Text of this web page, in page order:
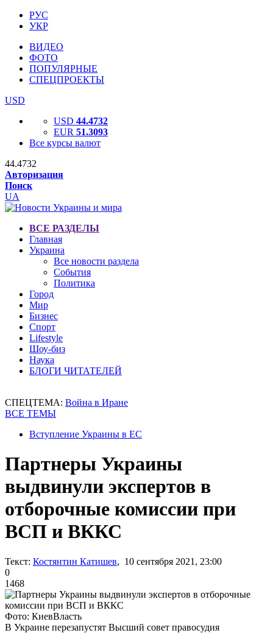
РУС
УКР
ВИДЕО
ФОТО
ПОПУЛЯРНЫЕ
СПЕЦПРОЕКТЫ
USD
USD 44.4732
EUR 51.3093
Все курсы валют
44.4732
Авторизация
Поиск
UA
ВСЕ РАЗДЕЛЫ
Главная
Украина
Все новости раздела
События
Политика
Город
Мир
Бизнес
Спорт
Lifestyle
Шоу-биз
Наука
БЛОГИ ЧИТАТЕЛЕЙ
СПЕЦТЕМА: Война в Иране
ВСЕ ТЕМЫ
Вступление Украины в ЕС
Партнеры Украины
выдвинули экспертов в
отборочные комиссии при
ВСП и ВККС
Текст: Костянтин Катишев, 10 сентября 2021, 23:00
0
1468
Фото: КиевВласть
В Украине перезапустят Высший совет правосудия